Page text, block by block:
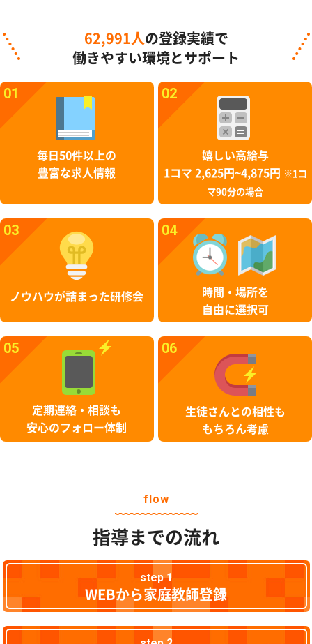
62,991人 の登録実績で
働きやすい環境とサポート
01
毎日50件以上の
豊富な求人情報
02
嬉しい高給与
1コマ 2,625円~4,875円
※1コ
マ90分の場合
03
ノウハウが詰まった研修会
04
時間・場所を
自由に選択可
05
定期連絡・相談も
安心のフォロー体制
06
生徒さんとの相性も
もちろん考慮
flow
指導までの流れ
step 1
WEBから家庭教師登録